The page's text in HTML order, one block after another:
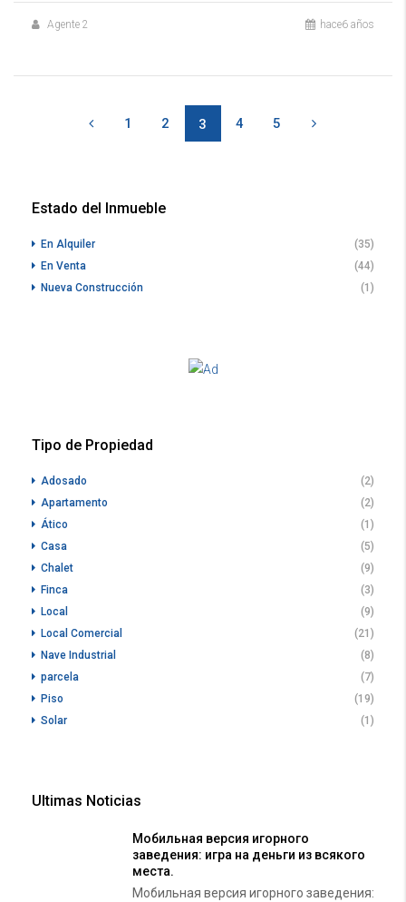
Agente 2 hace6 años
1 2 3 4 5
Estado del Inmueble
En Alquiler
(35)
En Venta
(44)
Nueva Construcción
(1)
Tipo de Propiedad
Adosado
(2)
Apartamento
(2)
Ático
(1)
Casa
(5)
Chalet
(9)
Finca
(3)
Local
(9)
Local Comercial
(21)
Nave Industrial
(8)
parcela
(7)
Piso
(19)
Solar
(1)
Ultimas Noticias
Мобильная версия игорного
заведения: игра на деньги из всякого
места.
Мобильная версия игорного заведения: